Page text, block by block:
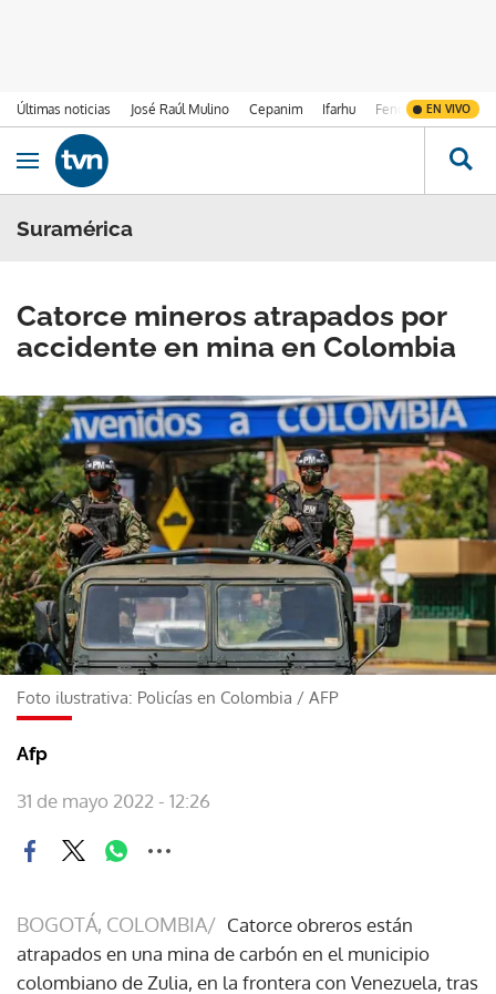
Últimas noticias José Raúl Mulino Cepanim Ifarhu Fenómeno de El
EN VIVO
Ir al contenido
Obrir navegació
Suramérica
Catorce mineros atrapados por
accidente en mina en Colombia
Foto ilustrativa: Policías en Colombia / AFP
Afp
31 de mayo 2022 - 12:26
BOGOTÁ, COLOMBIA/ Catorce obreros están
atrapados en una mina de carbón en el municipio
colombiano de Zulia, en la frontera con Venezuela, tras